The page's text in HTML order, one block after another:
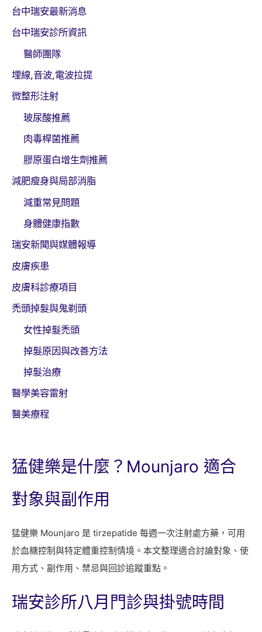
台中瑞安最新消息
台中瑞安診所資訊
醫師團隊
埋線,音波,電波拉提
微整形注射
玻尿酸推薦
肉毒桿菌推薦
膠原蛋白增生劑推薦
減肥瘦身與局部消脂
減重常見問題
身體健康指數
瑞安新聞與媒體報導
皮膚疾患
皮膚科診療項目
禿頭掉髮與鬼剃頭
女性掉髮禿頭
掉髮原因與改善方法
掉髮治療
醫學美容雷射
醫美療程
猛健樂是什麼？Mounjaro 適合
對象與副作用
猛健樂 Mounjaro 是 tirzepatide 每週一次注射處方藥，可用
於血糖控制與特定體重控制情境。本文整理適合討論對象、使
用方式、副作用、禁忌與回診追蹤重點。
瑞安診所八月門診與掛號時間